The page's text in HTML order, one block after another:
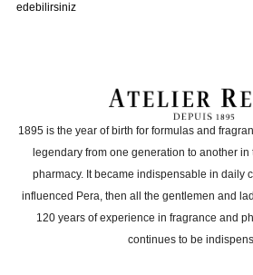
edebilirsiniz
1895 is the year of birth for formulas and
legendary from one generation to another
pharmacy. It became indispensable in daily
influenced Pera, then all the gentlemen and
120 years of experience in fragrance and
continues to be